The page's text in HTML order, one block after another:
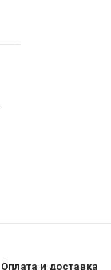
Оплата и доставка